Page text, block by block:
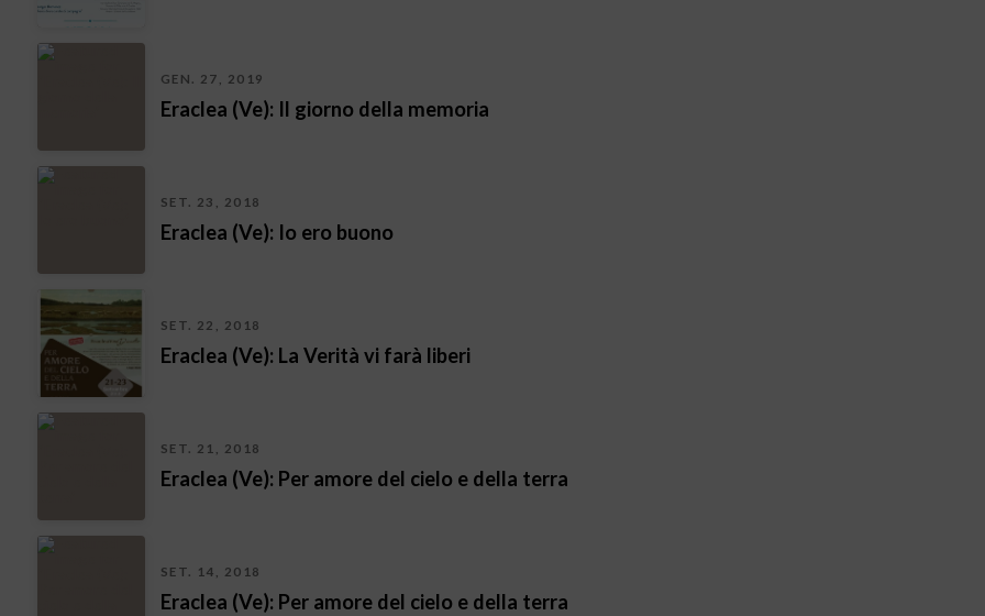
GEN. 27, 2019
Eraclea (Ve): Il giorno della memoria
SET. 23, 2018
Eraclea (Ve): Io ero buono
SET. 22, 2018
Eraclea (Ve): La Verità vi farà liberi
SET. 21, 2018
Eraclea (Ve): Per amore del cielo e della terra
SET. 14, 2018
Eraclea (Ve): Per amore del cielo e della terra